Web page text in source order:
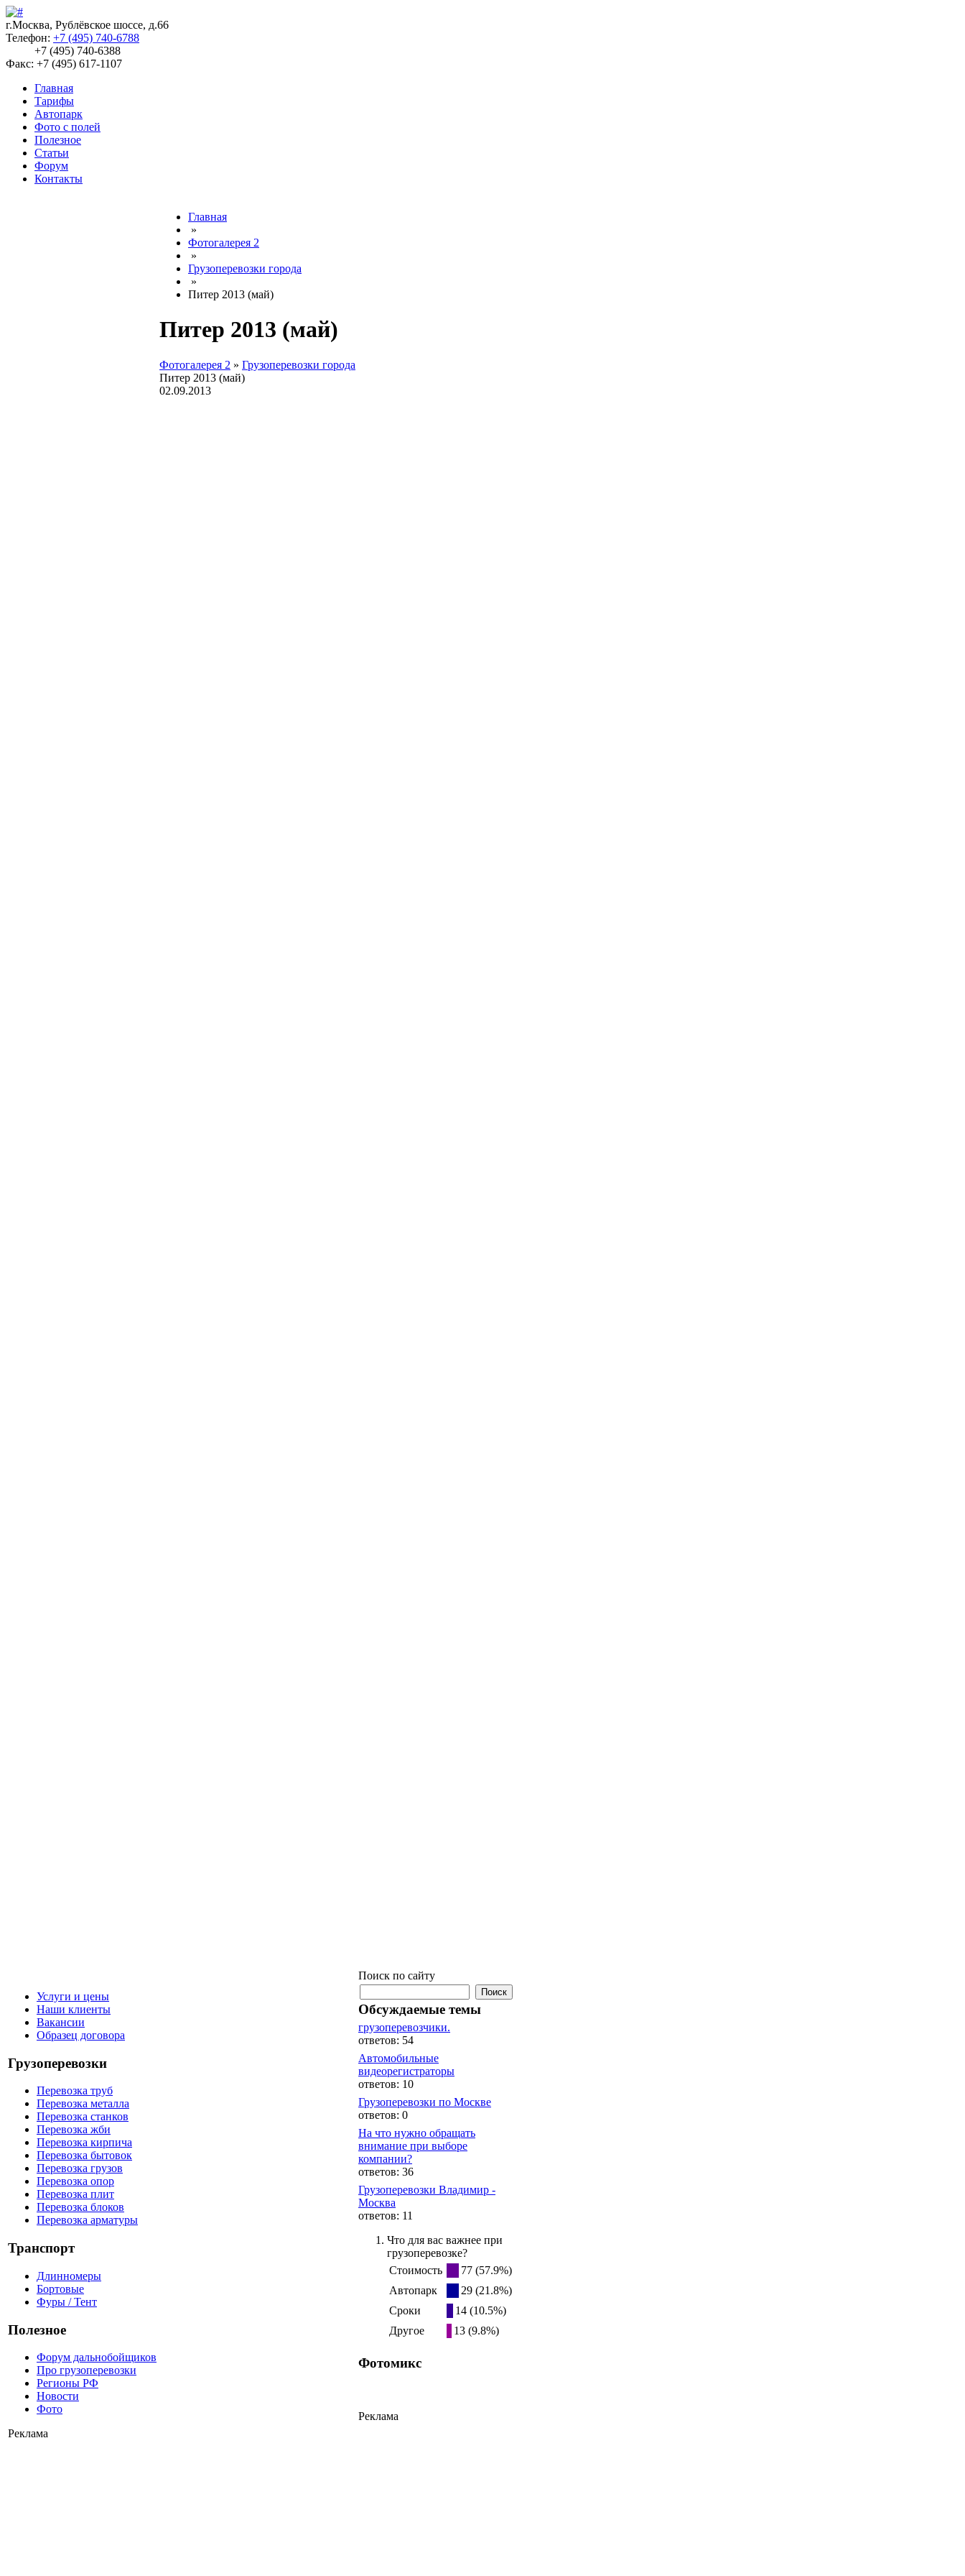
г.Москва, Рублёвское шоссе, д.66
Телефон: +7 (495) 740-6788
+7 (495) 740-6388
Факс: +7 (495) 617-1107
Главная
Тарифы
Автопарк
Фото с полей
Полезное
Статьи
Форум
Контакты
Услуги и цены
Наши клиенты
Вакансии
Образец договора
Грузоперевозки
Перевозка труб
Перевозка металла
Перевозка станков
Перевозка жби
Перевозка кирпича
Перевозка бытовок
Перевозка грузов
Перевозка опор
Перевозка плит
Перевозка блоков
Перевозка арматуры
Транспорт
Длинномеры
Бортовые
Фуры / Тент
Полезное
Форум дальнобойщиков
Про грузоперевозки
Регионы РФ
Новости
Фото
Реклама
Главная
»
Фотогалерея 2
»
Грузоперевозки города
»
Питер 2013 (май)
Питер 2013 (май)
Фотогалерея 2 » Грузоперевозки города
Питер 2013 (май)
02.09.2013
Поиск по сайту
Обсуждаемые темы
грузоперевозчики.
ответов: 54
Автомобильные
видеорегистраторы
ответов: 10
Грузоперевозки по Москве
ответов: 0
На что нужно обращать
внимание при выборе
компании?
ответов: 36
Грузоперевозки Владимир -
Москва
ответов: 11
Что для вас важнее при
грузоперевозке?
Стоимость
77 (57.9%)
Автопарк
29 (21.8%)
Сроки
14 (10.5%)
Другое
13 (9.8%)
Фотомикс
Реклама